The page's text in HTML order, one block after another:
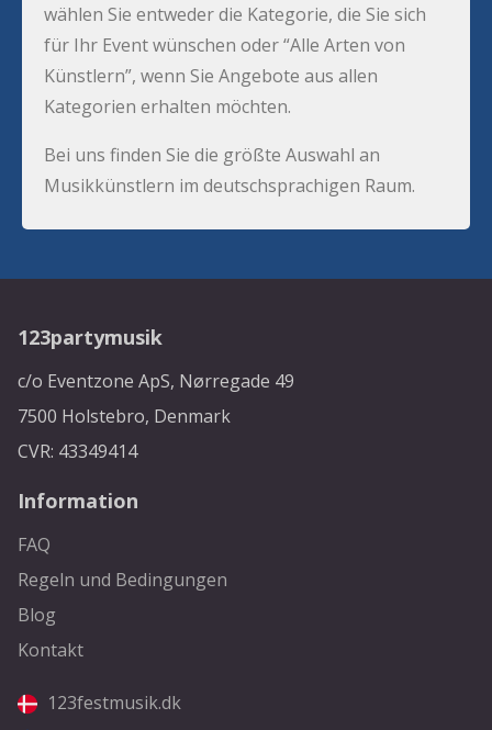
wählen Sie entweder die Kategorie, die Sie sich
für Ihr Event wünschen oder “Alle Arten von
Künstlern”, wenn Sie Angebote aus allen
Kategorien erhalten möchten.
Bei uns finden Sie die größte Auswahl an
Musikkünstlern im deutschsprachigen Raum.
123partymusik
c/o Eventzone ApS, Nørregade 49
7500 Holstebro, Denmark
CVR: 43349414
Information
FAQ
Regeln und Bedingungen
Blog
Kontakt
123festmusik.dk